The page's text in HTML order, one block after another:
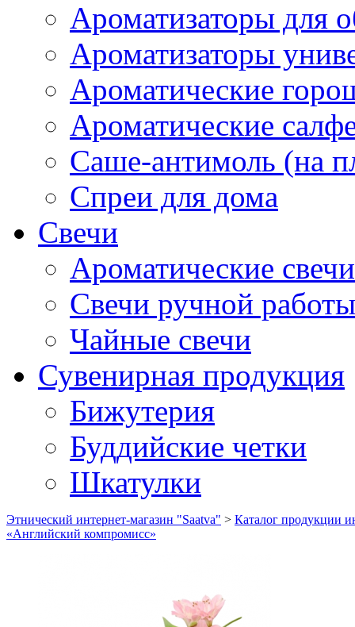
Ароматизаторы для
Ароматизаторы
Ароматические
Ароматические
Саше-антимоль (на
Спреи для дома
Свечи
Ароматические свечи
Свечи ручной работы
Чайные свечи
Сувенирная продукция
Бижутерия
Буддийские четки
Шкатулки
Этнический интернет-магазин "Saatva" > Каталог продукции
«Английский компромисс»